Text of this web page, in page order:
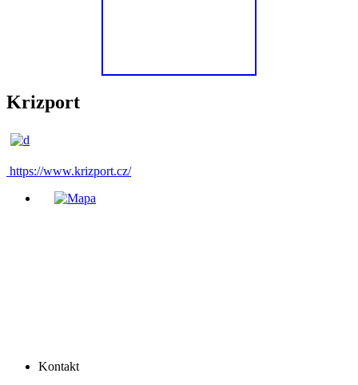
Krizport
https://www.krizport.cz/
Kontakt